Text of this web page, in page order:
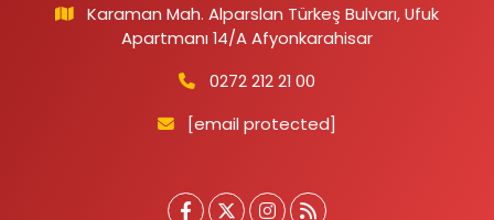
Karaman Mah. Alparslan Türkeş Bulvarı, Ufuk
Apartmanı 14/A Afyonkarahisar
0272 212 21 00
[email protected]